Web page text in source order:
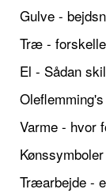
Gulve -
Træ -
El - Sådan
Varme - hvor
Kønssymboler
Træarbejde -